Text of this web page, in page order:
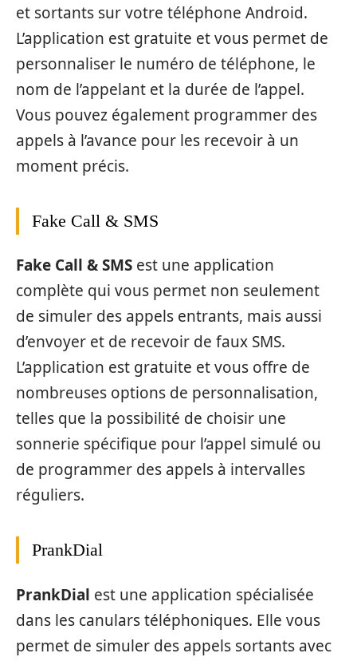
et sortants sur votre téléphone Android.
L’application est gratuite et vous permet de
personnaliser le numéro de téléphone, le
nom de l’appelant et la durée de l’appel.
Vous pouvez également programmer des
appels à l’avance pour les recevoir à un
moment précis.
Fake Call & SMS
Fake Call & SMS est une application
complète qui vous permet non seulement
de simuler des appels entrants, mais aussi
d’envoyer et de recevoir de faux SMS.
L’application est gratuite et vous offre de
nombreuses options de personnalisation,
telles que la possibilité de choisir une
sonnerie spécifique pour l’appel simulé ou
de programmer des appels à intervalles
réguliers.
PrankDial
PrankDial est une application spécialisée
dans les canulars téléphoniques. Elle vous
permet de simuler des appels sortants avec